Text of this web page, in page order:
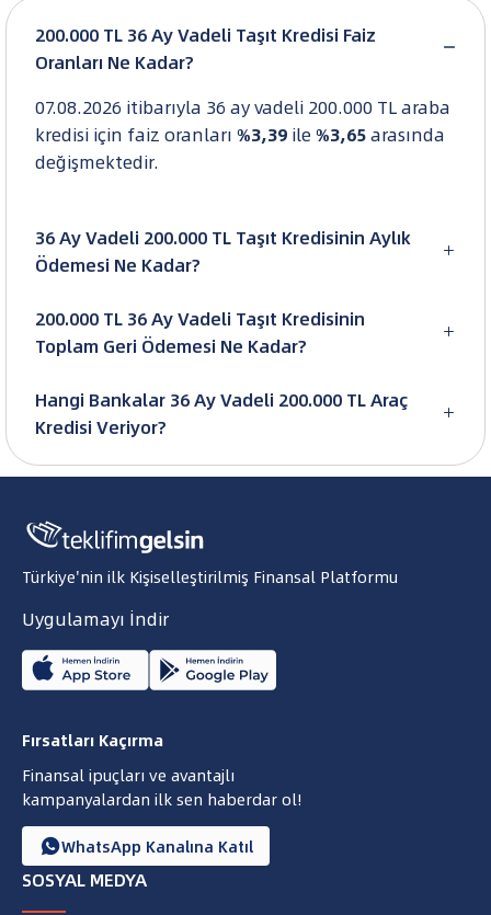
200.000 TL 36 Ay Vadeli Taşıt Kredisi Faiz
Oranları Ne Kadar?
07.08.2026 itibarıyla 36 ay vadeli 200.000 TL araba
kredisi için faiz oranları %3,39 ile %3,65arasında
değişmektedir.

36 Ay Vadeli 200.000 TL Taşıt Kredisinin Aylık
Ödemesi Ne Kadar?

200.000 TL 36 Ay Vadeli Taşıt Kredisinin
Toplam Geri Ödemesi Ne Kadar?

Hangi Bankalar 36 Ay Vadeli 200.000 TL Araç
Kredisi Veriyor?
Türkiye'nin ilk Kişiselleştirilmiş Finansal Platformu
Uygulamayı İndir
Fırsatları Kaçırma
Finansal ipuçları ve avantajlı
kampanyalardan ilk sen haberdar ol!
WhatsApp Kanalına Katıl
SOSYAL MEDYA